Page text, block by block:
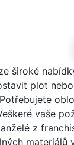
široké
plot
vaše
z
materiálů